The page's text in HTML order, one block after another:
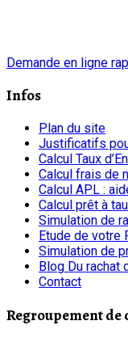
Demande en ligne
Infos
Plan du site
Justificatifs
Calcul Taux
Calcul frais de
Calcul APL :
Calcul prêt à
Simulation de
Etude de votre
Simulation de
Blog Du rachat
Contact
Regroupement